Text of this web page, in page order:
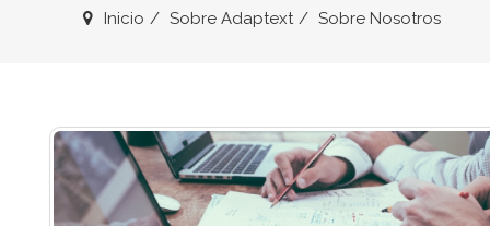
Inicio Sobre Adaptext Sobre Nosotros